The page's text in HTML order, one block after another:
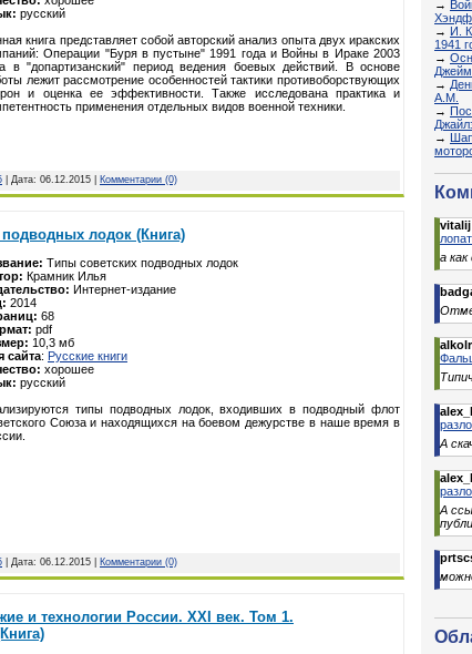
русский
книга представляет собой авторский анализ опыта двух иракских
Операции "Буря в пустыне" 1991 года и Войны в Ираке 2003
в "допартизанский" период ведения боевых действий. В основе
лежит рассмотрение особенностей тактики противоборствующих
и оценка ее эффективности. Также исследована практика и
применения отдельных видов военной техники.
| Дата: 06.12.2015 Комментарии (0)
лодок (Книга)
Типы советских подводных лодок
Крамник Илья
Интернет-издание
2014
68
pdf
10,3 мб
сайта: Русские книги
хорошее
русский
типы подводных лодок, входивших в подводный флот
Союза и находящихся на боевом дежурстве в наше время в
| Дата: 06.12.2015 Комментарии (0)
и технологии России. XXI век. Том 1.
→
→ И.
1941
→
→
A.M.
→
→
vitalij
а как
А
А